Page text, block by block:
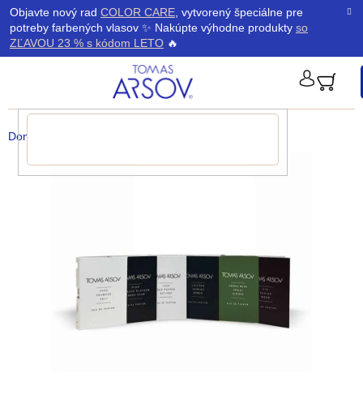
Prejsť
na
obsah
Objavte nový rad COLOR CARE, vytvorený špeciálne pre
potreby farbených vlasov ✨ Nakúpte výhodne produkty so
ZĽAVOU 23 % s kódom LETO 🔥
Domov
K
o
k
Späť
Späť